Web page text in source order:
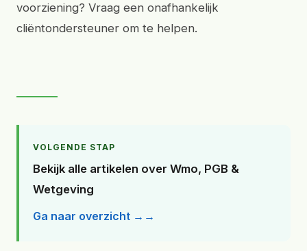
voorziening? Vraag een onafhankelijk
cliëntondersteuner om te helpen.
VOLGENDE STAP
Bekijk alle artikelen over Wmo, PGB &
Wetgeving
Ga naar overzicht →